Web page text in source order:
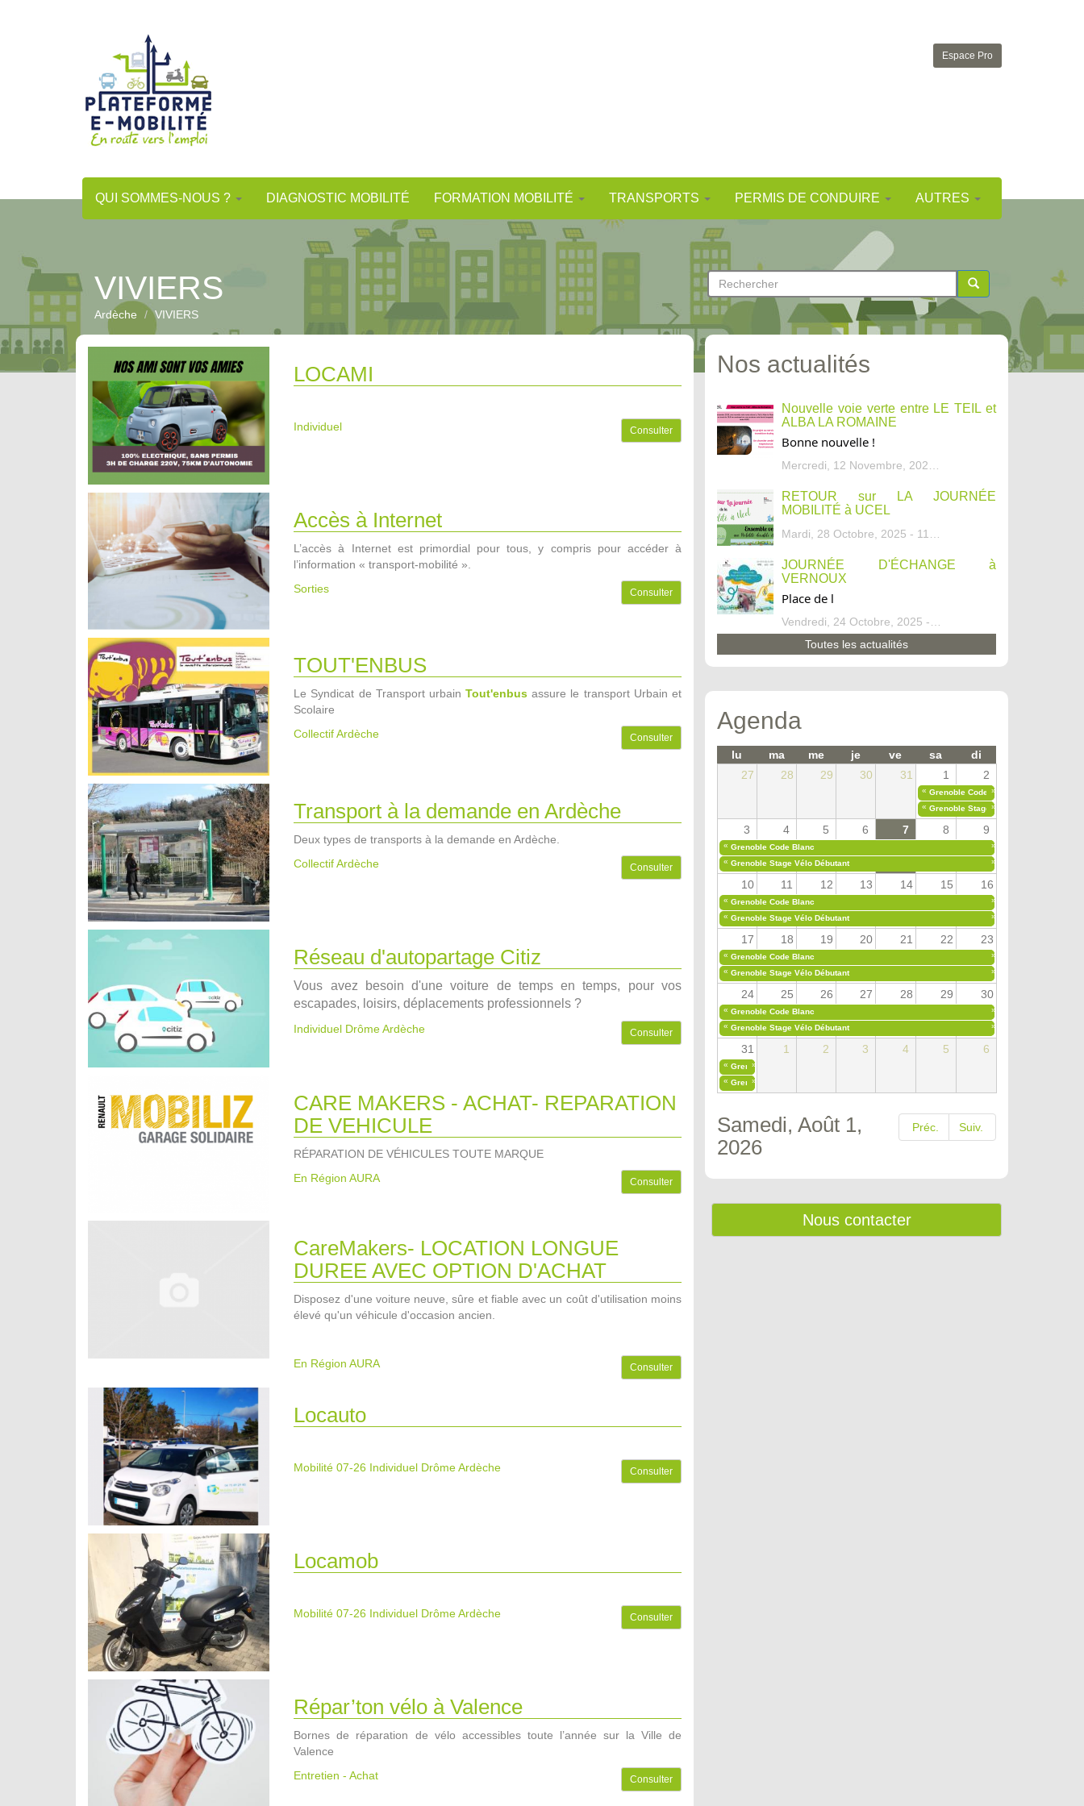
Espace Pro
QUI SOMMES-NOUS ? DIAGNOSTIC MOBILITÉ FORMATION MOBILITÉ TRANSPORTS PERMIS DE CONDUIRE AUTRES
VIVIERS
Ardèche VIVIERS
Formulaire
de
recherche
Rechercher
LOCAMI
Individuel Consulter
Accès à Internet
L’accès à Internet est primordial pour tous, y compris pour accéder à
l’information « transport-mobilité ».
Sorties
Consulter
TOUT'ENBUS
Le Syndicat de Transport urbainTout'enbus assure le transport Urbain et
Scolaire
Collectif Ardèche
Consulter
Transport à la demande en Ardèche
Deux types de transports à la demande en Ardèche.
Collectif Ardèche
Consulter
Réseau d'autopartage Citiz
Vous avez besoin d'une voiture de temps en temps, pour vos
escapades, loisirs, déplacements professionnels ?
Individuel Drôme Ardèche Consulter
CARE MAKERS - ACHAT- REPARATION
DE VEHICULE
RÉPARATION DE VÉHICULES TOUTE MARQUE
En Région AURA
Consulter
CareMakers- LOCATION LONGUE
DUREE AVEC OPTION D'ACHAT
Disposez d'une voiture neuve, sûre et fiable avec un coût d'utilisation moins
élevé qu'un véhicule d'occasion ancien.
En Région AURA Consulter
Locauto
Mobilité 07-26 Individuel Drôme Ardèche Consulter
Locamob
Mobilité 07-26 Individuel Drôme Ardèche Consulter
Répar’ton vélo à Valence
Bornes de réparation de vélo accessibles toute l’année sur la Ville de
Valence
Entretien - Achat
Consulter
Nos actualités
Nouvelle voie verte entre LE TEIL et
ALBA LA ROMAINE
Bonne nouvelle !
RETOUR sur LA JOURNÉE
MOBILITÉ à UCEL
JOURNÉE D'ÉCHANGE à
VERNOUX
Place de l
Toutes les actualités
Agenda
lu ma me je ve sa
di
27
28 29 30 31 1 2
« Grenoble Code Blanc
»
« Grenoble Stage Vélo Débutant
»
3 4 5 6 7 8 9
« Grenoble Code Blanc
»
« Grenoble Stage Vélo Débutant »
10 11 12 13 14 15 16
« Grenoble Code Blanc
»
« Grenoble Stage Vélo Débutant »
17 18 19 20 21 22 23
« Grenoble Code Blanc
»
« Grenoble Stage Vélo Débutant »
24 25 26 27 28 29 30
« Grenoble Code Blanc
»
« Grenoble Stage Vélo Débutant »
31 1 2 3 4 5 6
« Grenoble Code Blanc
»
« Grenoble Stage Vélo Débutant
»
Préc. Suiv.
Samedi, Août 1,
2026
Nous contacter